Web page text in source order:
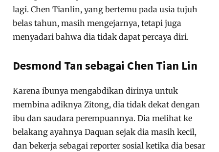
lagi. Chen Tianlin, yang bertemu pada usia tujuh
belas tahun, masih mengejarnya, tetapi juga
menyadari bahwa dia tidak dapat percaya diri.
Desmond Tan sebagai Chen Tian Lin
Karena ibunya mengabdikan dirinya untuk
membina adiknya Zitong, dia tidak dekat dengan
ibu dan saudara perempuannya. Dia melihat ke
belakang ayahnya Daquan sejak dia masih kecil,
dan bekerja sebagai reporter sosial ketika dia besar